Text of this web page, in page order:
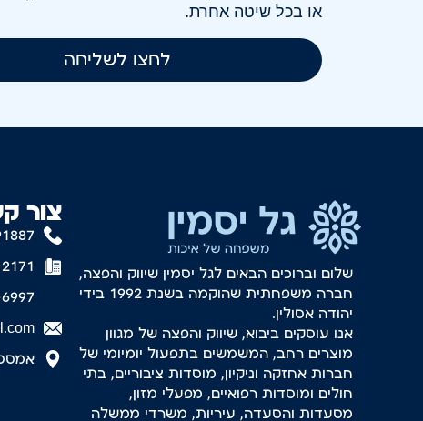
או בכל שיטה אחרת.
לחצו לשליחה
צור
אמסטרדם
שלום וברוכים הבאים לגל יסמין שיווק והפצה,
חברה משפחתית שהוקמה בשנת 1992 בידי
יהודה אסולין.
אנו עוסקים ביבוא, שיווק והפצה של מגוון
מוצרים רחב, המשמשים בתפעול יומיומי של
חברות אחזקה וניקיון, מוסדות ציבוריים, בתי
חולים ומוסדות רפואיים, מפעלי מזון,
מסעדות והסעדה, עיריות, משרדי ממשלה